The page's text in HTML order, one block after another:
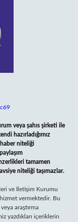
veya şahıs şirketi ile
hazırladığımız
niteliği
tamamen
niteliği taşımazlar.
ve İletişim Kurumu
hizmet vermektedir. Bu
araştırma
yazdıkları içeriklerin